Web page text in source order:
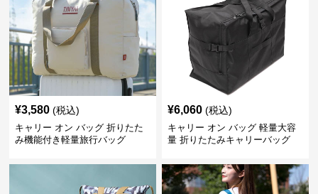
¥3,580 (税込)
キャリー オン バッグ 折りたた
み機能付き軽量旅行バッグ
¥6,060 (税込)
キャリー オン バッグ 軽量大容
量 折りたたみキャリーバッグ